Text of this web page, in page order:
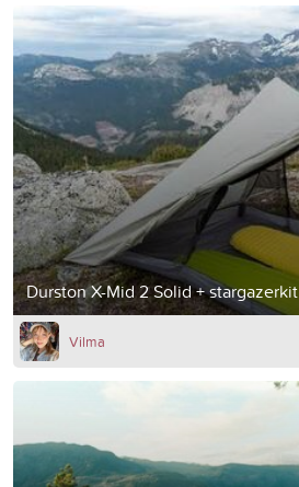
Durston X-Mid 2 Solid + stargazerkit
Vilma